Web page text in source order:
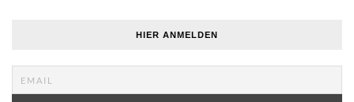
HIER ANMELDEN